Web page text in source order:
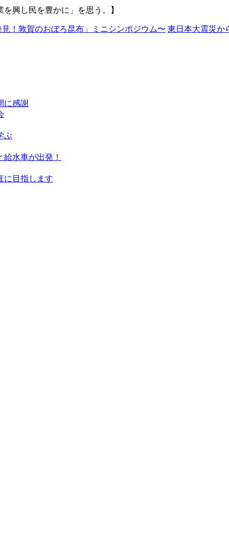
興し民を豊かに」を思う。】
！敦賀のおぼろ昆布」ミニシンポジウム〜 東日本大震災か
に感謝
ぶ
水車が出発！
に目指します